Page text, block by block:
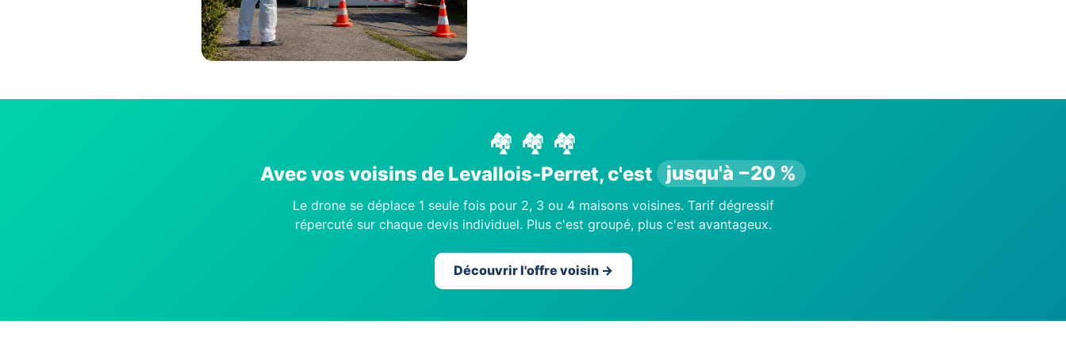
🏘️ 🏘️ 🏘️
Avec vos voisins de Levallois-Perret, c'est jusqu'à −20 %
Le drone se déplace 1 seule fois pour 2, 3 ou 4 maisons voisines. Tarif dégressif
répercuté sur chaque devis individuel. Plus c'est groupé, plus c'est avantageux.
Découvrir l'offre voisin →